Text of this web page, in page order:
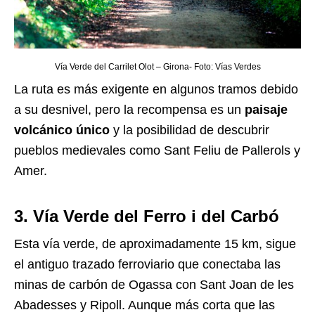
Vía Verde del Carrilet Olot – Girona- Foto: Vías Verdes
La ruta es más exigente en algunos tramos debido
a su desnivel, pero la recompensa es un paisaje
volcánico único y la posibilidad de descubrir
pueblos medievales como Sant Feliu de Pallerols y
Amer.
3. Vía Verde del Ferro i del Carbó
Esta vía verde, de aproximadamente 15 km, sigue
el antiguo trazado ferroviario que conectaba las
minas de carbón de Ogassa con Sant Joan de les
Abadesses y Ripoll. Aunque más corta que las